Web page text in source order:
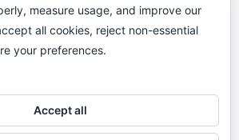
measure usage, and improve our
all cookies, reject non-essential
your preferences.
Accept all